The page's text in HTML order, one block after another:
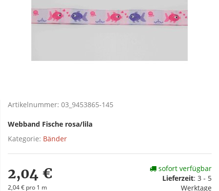
Artikelnummer: 03_9453865-145
Webband Fische rosa/lila
Kategorie: Bänder
2,04 €
2,04 € pro 1 m
sofort verfügbar
Lieferzeit: 3 - 5
Werktage